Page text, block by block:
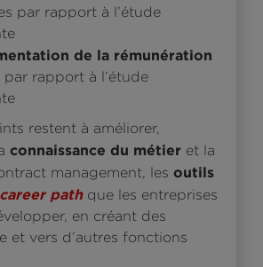
par rapport à l’étude
de la rémunération
par rapport à l’étude
restent à améliorer,
connaissance du métier et la
management, les outils
career pathque les entreprises
en créant des
et vers d’autres fonctions